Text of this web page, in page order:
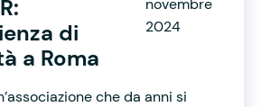
di
a Roma
2024
che da anni si